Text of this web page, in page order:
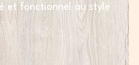
et fonctionnel au style